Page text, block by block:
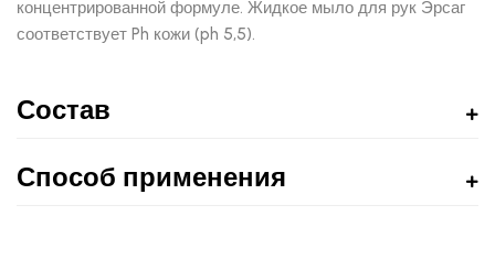
концентрированной формуле. Жидкое мыло для рук Эрсаг
соответствует Ph кожи (ph 5,5).
Состав
Способ применения